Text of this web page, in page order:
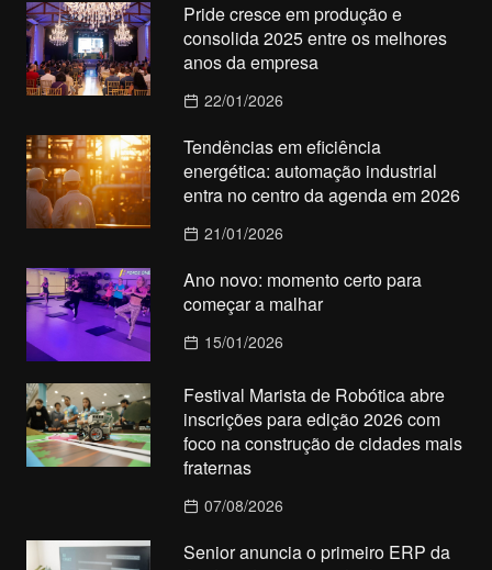
Pride cresce em produção e
consolida 2025 entre os melhores
anos da empresa
22/01/2026
Tendências em eficiência
energética: automação industrial
entra no centro da agenda em 2026
21/01/2026
Ano novo: momento certo para
começar a malhar
15/01/2026
Festival Marista de Robótica abre
inscrições para edição 2026 com
foco na construção de cidades mais
fraternas
07/08/2026
Senior anuncia o primeiro ERP da